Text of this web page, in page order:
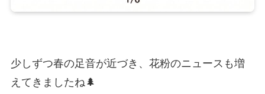
少しずつ春の足音が近づき、花粉のニュースも増
えてきましたね🌲